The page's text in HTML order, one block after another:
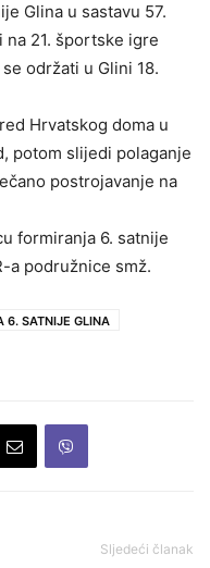
Glina u sastavu 57.
na 21. športske igre
održati u Glini 18.
Hrvatskog doma u
potom slijedi polaganje
postrojavanje na
formiranja 6. satnije
a podružnice smž.
6. SATNIJE GLINA
Sljedeći članak